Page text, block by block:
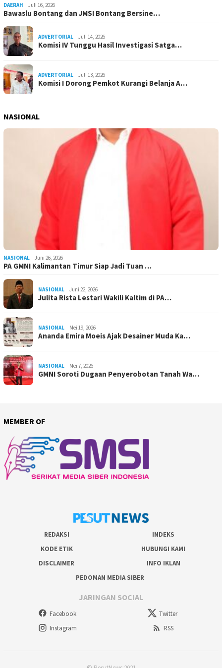
DAERAH Juli 16, 2026
Bawaslu Bontang dan JMSI Bontang Bersine…
ADVERTORIAL Juli 14, 2026
Komisi IV Tunggu Hasil Investigasi Satga…
ADVERTORIAL Juli 13, 2026
Komisi I Dorong Pemkot Kurangi Belanja A…
NASIONAL
NASIONAL Juni 26, 2026
PA GMNI Kalimantan Timur Siap Jadi Tuan …
NASIONAL Juni 22, 2026
Julita Rista Lestari Wakili Kaltim di PA…
NASIONAL Mei 19, 2026
Ananda Emira Moeis Ajak Desainer Muda Ka…
NASIONAL Mei 7, 2026
GMNI Soroti Dugaan Penyerobotan Tanah Wa…
MEMBER OF
REDAKSI
INDEKS
KODE ETIK
HUBUNGI KAMI
DISCLAIMER
INFO IKLAN
PEDOMAN MEDIA SIBER
JARINGAN SOCIAL
Facebook
Twitter
Instagram
RSS